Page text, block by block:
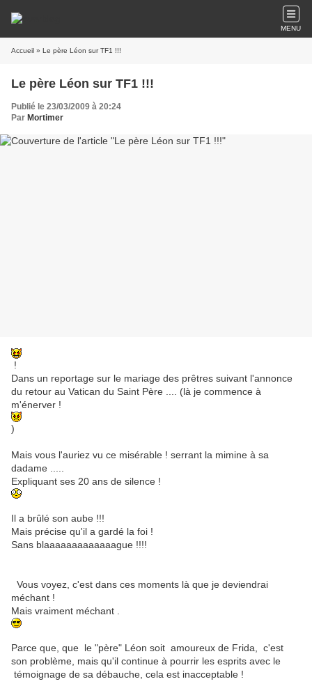
MENU
Accueil » Le père Léon sur TF1 !!!
Le père Léon sur TF1 !!!
Publié le 23/03/2009 à 20:24
Par Mortimer
!
Dans un reportage sur le mariage des prêtres suivant l'annonce
du retour au Vatican du Saint Père .... (là je commence à
m'énerver !
)
Mais vous l'auriez vu ce misérable ! serrant la mimine à sa
dadame .....
Expliquant ses 20 ans de silence !
Il a brûlé son aube !!!
Mais précise qu'il a gardé la foi !
Sans blaaaaaaaaaaaaague !!!!
Vous voyez, c'est dans ces moments là que je deviendrai
méchant !
Mais vraiment méchant .
Parce que, que le "père" Léon soit amoureux de Frida, c'est
son problème, mais qu'il continue à pourrir les esprits avec le
témoignage de sa débauche, cela est inacceptable !